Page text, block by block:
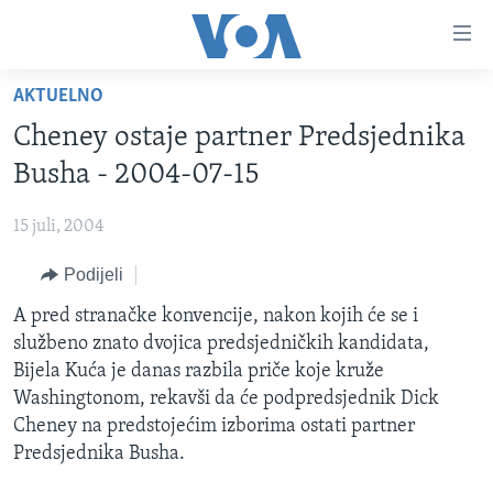
glavni
sadržaj
Pređi
na
glavnu
navigaciju
pretragu
TV PROGRAM
VIDEO
VIJESTI
SJEDINJENE AMERIČKE DRŽAVE
BOSNA I HERCEGOVINA
NAUKA I TEHNOLOGIJA
SPECIJALNI PROJEKTI
KORUPCIJA
SLOBODA MEDIJA
ŽENSKA STRANA
AKTUELNO
Cheney ostaje partner Predsjednika
Busha - 2004-07-15
15 juli, 2004
Podijeli
A pred stranačke konvencije, nakon kojih će se i
službeno znato dvojica predsjedničkih kandidata,
Bijela Kuća je danas razbila priče koje kruže
Washingtonom, rekavši da će podpredsjednik Dick
Cheney na predstojećim izborima ostati partner
Predsjednika Busha.